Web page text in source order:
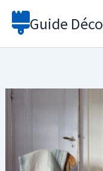
Aller
Guide Déco